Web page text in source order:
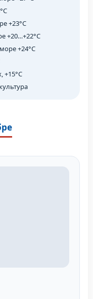
+23°C
+20…+22°C
+24°C